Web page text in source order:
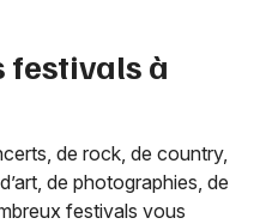
festivals à
de rock, de country,
de photographies, de
festivals vous